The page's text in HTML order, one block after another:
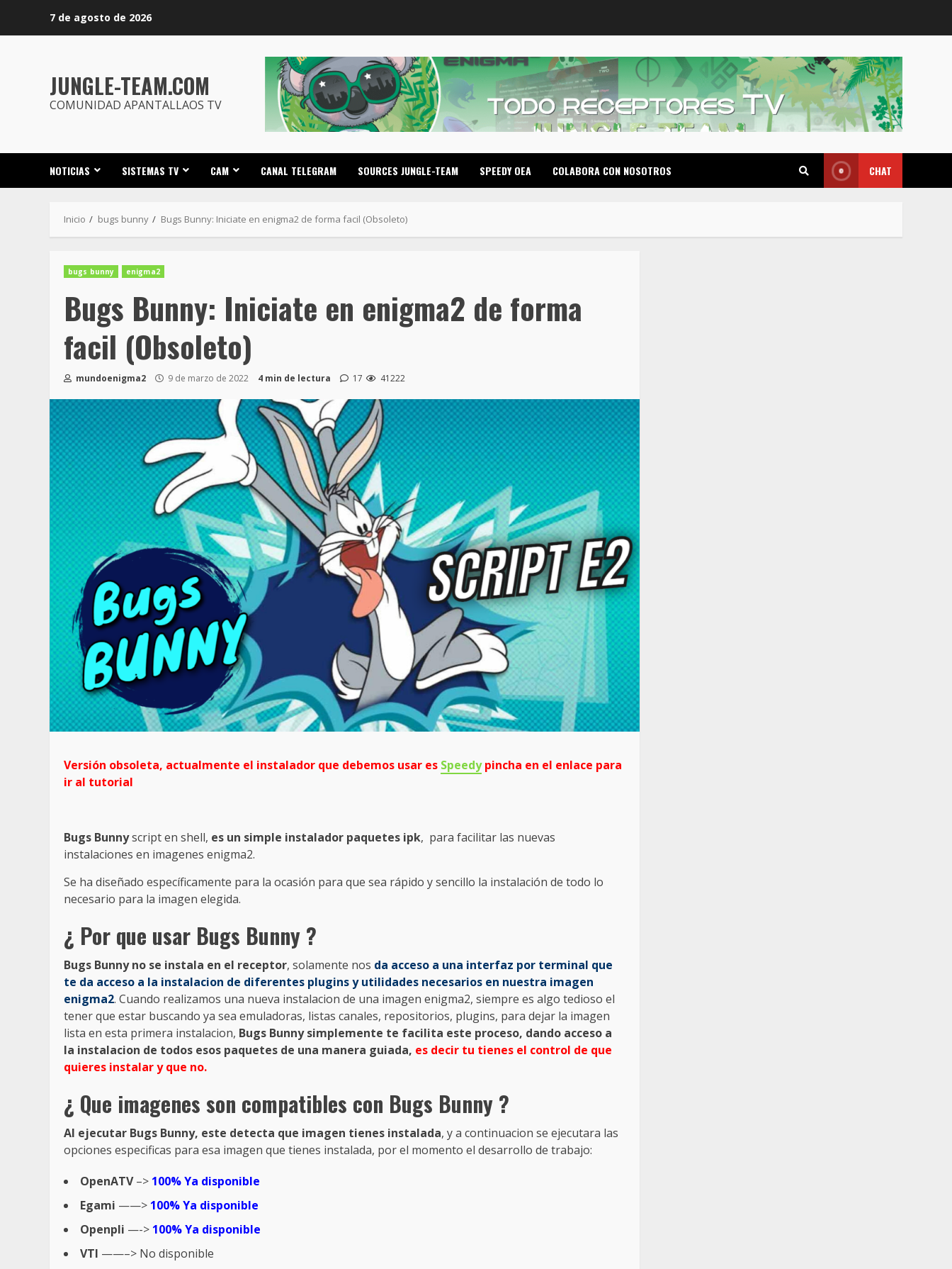
7 de agosto de 2026
JUNGLE-TEAM.COM
COMUNIDAD APANTALLAOS TV
NOTICIAS SISTEMAS TV CAM CANAL TELEGRAM SOURCES JUNGLE-TEAM SPEEDY OEA COLABORA CON NOSOTROS CHAT
Inicio bugs bunny Bugs Bunny: Iniciate en enigma2 de forma facil (Obsoleto)
bugs bunny enigma2
Bugs Bunny: Iniciate en enigma2 de forma
facil (Obsoleto)
mundoenigma2 9 de marzo de 2022 4 min de lectura 17 41222
Versión obsoleta, actualmente el instalador que debemos usar es Speedypincha en el enlace para
ir al tutorial
Bugs Bunnyscript en shell, es un simple instalador paquetes ipk, para facilitar las nuevas
instalaciones en imagenes enigma2.
Se ha diseñado específicamente para la ocasión para que sea rápido y sencillo la instalación de todo lo
necesario para la imagen elegida.
¿ Por que usar Bugs Bunny ?
Bugs Bunny no se instala en el receptor, solamente nos da acceso a una interfaz por terminal que
te da acceso a la instalacion de diferentes plugins y utilidades necesarios en nuestra imagen
enigma2. Cuando realizamos una nueva instalacion de una imagen enigma2, siempre es algo tedioso el
tener que estar buscando ya sea emuladoras, listas canales, repositorios, plugins, para dejar la imagen
lista en esta primera instalacion, Bugs Bunny simplemente te facilita este proceso, dando acceso a
la instalacion de todos esos paquetes de una manera guiada, es decir tu tienes el control de que
quieres instalar y que no.
¿ Que imagenes son compatibles con Bugs Bunny ?
Al ejecutar Bugs Bunny, este detecta que imagen tienes instalada, y a continuacion se ejecutara las
opciones especificas para esa imagen que tienes instalada, por el momento el desarrollo de trabajo:
OpenATV–> 100% Ya disponible
Egami ——> 100% Ya disponible
Openpli —-> 100% Ya disponible
VTI ——–> No disponible